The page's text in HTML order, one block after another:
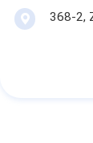
368-2,